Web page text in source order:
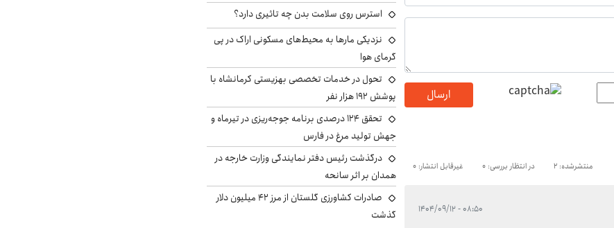
ارسال
منتشرشده: 2 در انتظار بررسی: 0 غیرقابل انتشار: 0
۰۸:۵۰ - ۱۴۰۴/۰۹/۱۲
استرس روی سلامت بدن چه تاثیری دارد؟
نزدیکی مارها به محیط‌های مسکونی اراک در پی
گرمای هوا
تحول در خدمات تخصصی بهزیستی کرمانشاه با
پوشش ۱۹۲ هزار نفر
تحقق ۱۲۴ درصدی برنامه جوجه‌ریزی در تیرماه و
جهش تولید مرغ در فارس
درگذشت رئیس دفتر نمایندگی وزارت خارجه در
همدان بر اثر سانحه
صادرات کشاورزی گلستان از مرز ۴۲ میلیون دلار
گذشت